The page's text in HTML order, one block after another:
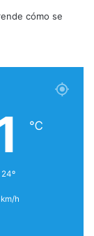
cómo se
℃
24º
h